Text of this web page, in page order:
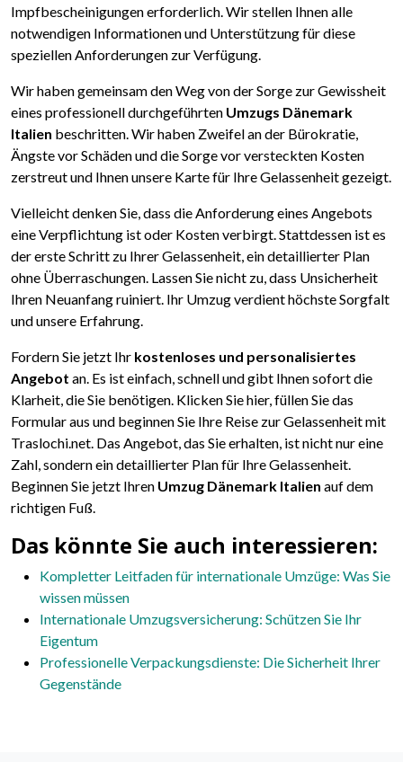
Impfbescheinigungen erforderlich. Wir stellen Ihnen alle
notwendigen Informationen und Unterstützung für diese
speziellen Anforderungen zur Verfügung.
Wir haben gemeinsam den Weg von der Sorge zur Gewissheit
eines professionell durchgeführten Umzugs Dänemark
Italien beschritten. Wir haben Zweifel an der Bürokratie,
Ängste vor Schäden und die Sorge vor versteckten Kosten
zerstreut und Ihnen unsere Karte für Ihre Gelassenheit gezeigt.
Vielleicht denken Sie, dass die Anforderung eines Angebots
eine Verpflichtung ist oder Kosten verbirgt. Stattdessen ist es
der erste Schritt zu Ihrer Gelassenheit, ein detaillierter Plan
ohne Überraschungen. Lassen Sie nicht zu, dass Unsicherheit
Ihren Neuanfang ruiniert. Ihr Umzug verdient höchste Sorgfalt
und unsere Erfahrung.
Fordern Sie jetzt Ihr kostenloses und personalisiertes
Angebot an. Es ist einfach, schnell und gibt Ihnen sofort die
Klarheit, die Sie benötigen. Klicken Sie hier, füllen Sie das
Formular aus und beginnen Sie Ihre Reise zur Gelassenheit mit
Traslochi.net. Das Angebot, das Sie erhalten, ist nicht nur eine
Zahl, sondern ein detaillierter Plan für Ihre Gelassenheit.
Beginnen Sie jetzt Ihren Umzug Dänemark Italien auf dem
richtigen Fuß.
Das könnte Sie auch interessieren:
Kompletter Leitfaden für internationale Umzüge: Was Sie
wissen müssen
Internationale Umzugsversicherung: Schützen Sie Ihr
Eigentum
Professionelle Verpackungsdienste: Die Sicherheit Ihrer
Gegenstände